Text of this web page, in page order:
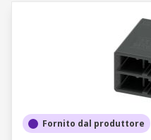
Fornito dal produttore